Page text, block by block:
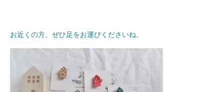
お近くの方、ぜひ足をお運びくださいね。